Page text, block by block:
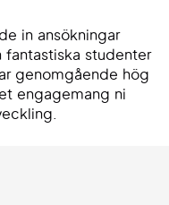
in ansökningar
fantastiska studenter
genomgående hög
engagemang ni